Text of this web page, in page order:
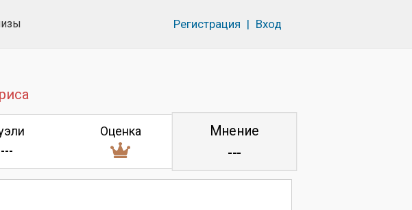
Регистрация | Вход
---
Оценка Мнение
---